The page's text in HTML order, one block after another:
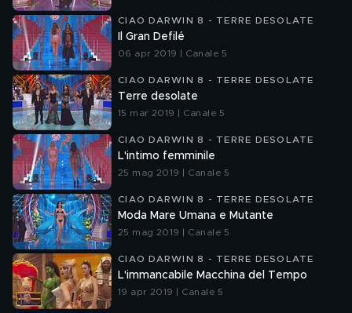
CIAO DARWIN 8 - TERRE DESOLATE
Il Gran Defilé
06 apr 2019 | Canale 5
CIAO DARWIN 8 - TERRE DESOLATE
Terre desolate
15 mar 2019 | Canale 5
CIAO DARWIN 8 - TERRE DESOLATE
L'intimo femminile
25 mag 2019 | Canale 5
CIAO DARWIN 8 - TERRE DESOLATE
Moda Mare Umana e Mutante
25 mag 2019 | Canale 5
CIAO DARWIN 8 - TERRE DESOLATE
L'immancabile Macchina del Tempo
19 apr 2019 | Canale 5